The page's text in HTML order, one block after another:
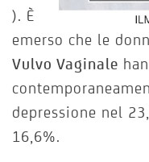
). È
emerso che le
Vulvo Vaginale
depressione nel
16,6%.